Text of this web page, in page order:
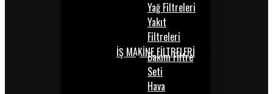
Yağ Filtreleri
Yakıt
Filtreleri
İŞ MAKİNE FİLTRELERİ
Bakım Filtre
Seti
Hava